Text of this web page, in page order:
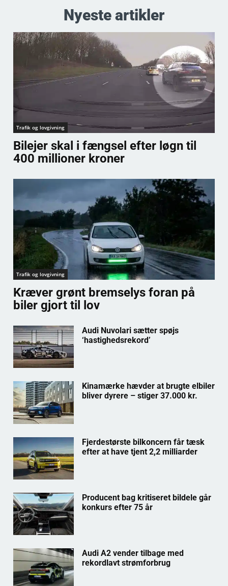
Nyeste artikler
Trafik og lovgivning
Bilejer skal i fængsel efter løgn til
400 millioner kroner
Trafik og lovgivning
Kræver grønt bremselys foran på
biler gjort til lov
Audi Nuvolari sætter spøjs
‘hastighedsrekord’
Kinamærke hævder at brugte elbiler
bliver dyrere – stiger 37.000 kr.
Fjerdestørste bilkoncern får tæsk
efter at have tjent 2,2 milliarder
Producent bag kritiseret bildele går
konkurs efter 75 år
Audi A2 vender tilbage med
rekordlavt strømforbrug